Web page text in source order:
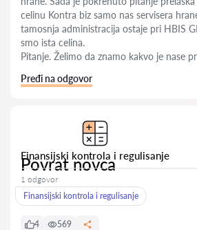
celinu Kontra biz samo nas servisera
tamosnja administracija ostaje pri HBIS
smo ista celina.
Pitanje. Želimo da znamo kakvo je nase
Pređi na odgovor
Finansijski kontrola i regulisanje
Povrat novca
1 odgovor
Finansijski kontrola i regulisanje
4 569